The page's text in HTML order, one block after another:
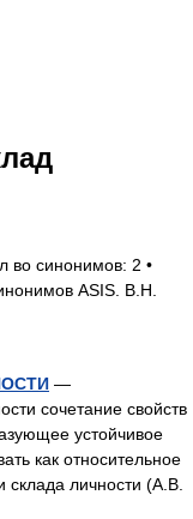
во синонимов: 2 •
ASIS. В.Н.
—
сочетание свойств
устойчивое
как относительное
склада личности (А.В.